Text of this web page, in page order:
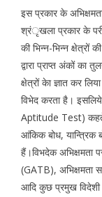
इस प्रकार के
श्रंृखला प्रकार के
की भिन्न-भिन्न क्षेत्रों
द्वारा प्राप्त अंकों का
क्षेत्रों केा ज्ञात कर
विभेद करता है।
Aptitude Test) कहते
आंकिक बोध, यान्त्रिक
हैं।विभदेक अभिक्षमता
(GATB), अभिक्षमता
आदि कुछ प्रमुख विदेशी